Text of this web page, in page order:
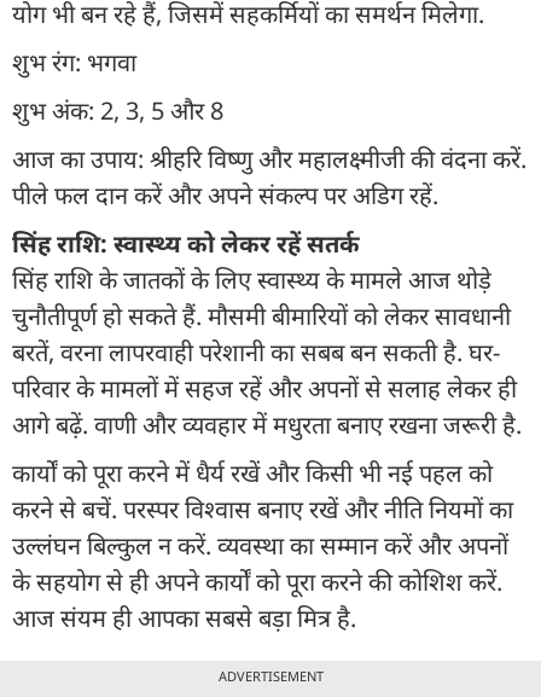
योग भी बन रहे हैं, जिसमें सहकर्मियों का समर्थन मिलेगा.
शुभ रंग: भगवा
शुभ अंक: 2, 3, 5 और 8
आज का उपाय: श्रीहरि विष्णु और महालक्ष्मीजी की वंदना करें.
पीले फल दान करें और अपने संकल्प पर अडिग रहें.
सिंह राशि: स्वास्थ्य को लेकर रहें सतर्क
सिंह राशि के जातकों के लिए स्वास्थ्य के मामले आज थोड़े
चुनौतीपूर्ण हो सकते हैं. मौसमी बीमारियों को लेकर सावधानी
बरतें, वरना लापरवाही परेशानी का सबब बन सकती है. घर-
परिवार के मामलों में सहज रहें और अपनों से सलाह लेकर ही
आगे बढ़ें. वाणी और व्यवहार में मधुरता बनाए रखना जरूरी है.
कार्यों को पूरा करने में धैर्य रखें और किसी भी नई पहल को
करने से बचें. परस्पर विश्वास बनाए रखें और नीति नियमों का
उल्लंघन बिल्कुल न करें. व्यवस्था का सम्मान करें और अपनों
के सहयोग से ही अपने कार्यों को पूरा करने की कोशिश करें.
आज संयम ही आपका सबसे बड़ा मित्र है.
ADVERTISEMENT